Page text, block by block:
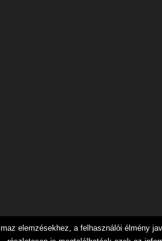
elemzésekhez, a felhasználói élmény